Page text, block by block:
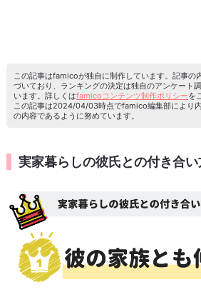
この記事はfamicoが独自に制作しています。記事の
づいており、ランキングの決定は独自のアンケート
います。詳しくはfamicoコンテンツ制作ポリシーを
この記事は2024/04/03時点でfamico編集部により
の内容であるように努めています。
実家暮らしの彼氏との付き合